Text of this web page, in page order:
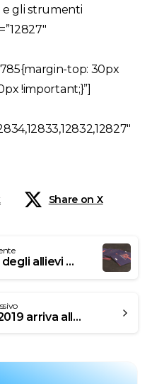
e gli strumenti
top: 30px
!important;}”]
Share on X
BIG SCREEN. I video degli allievi LABA sul grande schermo dello Spazio Alfieri.
High school game 2019 arriva alla LABA